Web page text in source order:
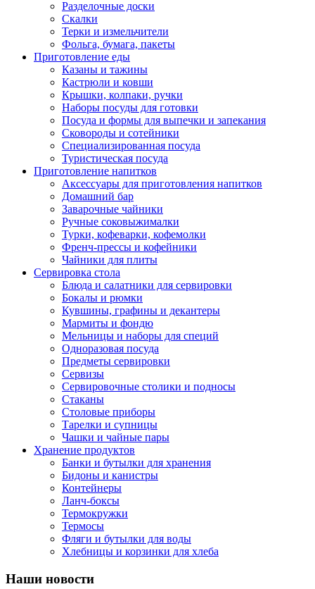
Разделочные доски
Скалки
Терки и измельчители
Фольга, бумага, пакеты
Приготовление еды
Казаны и тажины
Кастрюли и ковши
Крышки, колпаки, ручки
Наборы посуды для готовки
Посуда и формы для выпечки и запекания
Сковороды и сотейники
Специализированная посуда
Туристическая посуда
Приготовление напитков
Аксессуары для приготовления напитков
Домашний бар
Заварочные чайники
Ручные соковыжималки
Турки, кофеварки, кофемолки
Френч-прессы и кофейники
Чайники для плиты
Сервировка стола
Блюда и салатники для сервировки
Бокалы и рюмки
Кувшины, графины и декантеры
Мармиты и фондю
Мельницы и наборы для специй
Одноразовая посуда
Предметы сервировки
Сервизы
Сервировочные столики и подносы
Стаканы
Столовые приборы
Тарелки и супницы
Чашки и чайные пары
Хранение продуктов
Банки и бутылки для хранения
Бидоны и канистры
Контейнеры
Ланч-боксы
Термокружки
Термосы
Фляги и бутылки для воды
Хлебницы и корзинки для хлеба
Наши новости